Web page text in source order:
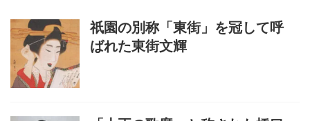
祇園の別称「東街」を冠して呼
ばれた東街文輝